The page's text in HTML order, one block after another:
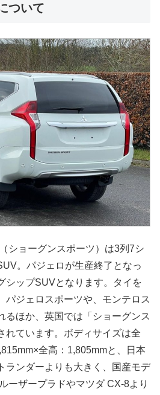
ついて
ショーグンスポーツ）は3列7シ
。パジェロが生産終了となっ
シップSUVとなります。タイを
パジェロスポーツや、モンテロス
るほか、英国では「ショーグンス
れています。ボディサイズは全
全高：1,805mmと、日本
ランダーよりも大きく、国産モデ
ーザープラドやマツダ CX-8より